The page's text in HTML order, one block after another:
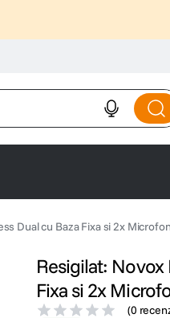
Dual cu Baza Fixa si 2x
Resigilat: Novox
Fixa si 2x
(0